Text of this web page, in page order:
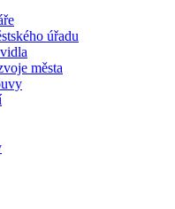
úřadu
města